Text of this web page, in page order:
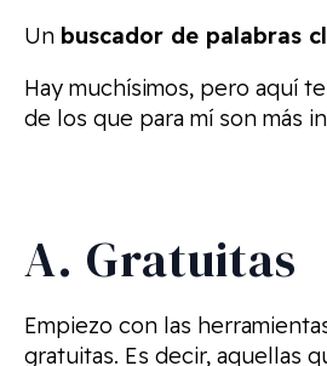
Un buscador de palabras
Hay muchísimos, pero aquí
de los que para mí son más
A. Gratuitas
Empiezo con las
gratuitas. Es decir, aquellas